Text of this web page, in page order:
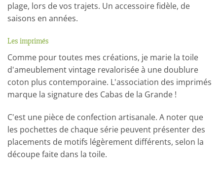
plage, lors de vos trajets. Un accessoire fidèle, de
saisons en années.
Les imprimés
Comme pour toutes mes créations, je marie la toile
d'ameublement vintage revalorisée à une doublure
coton plus contemporaine. L'association des imprimés
marque la signature des Cabas de la Grande !
C'est une pièce de confection artisanale. A noter que
les pochettes de chaque série peuvent présenter des
placements de motifs légèrement différents, selon la
découpe faite dans la toile.